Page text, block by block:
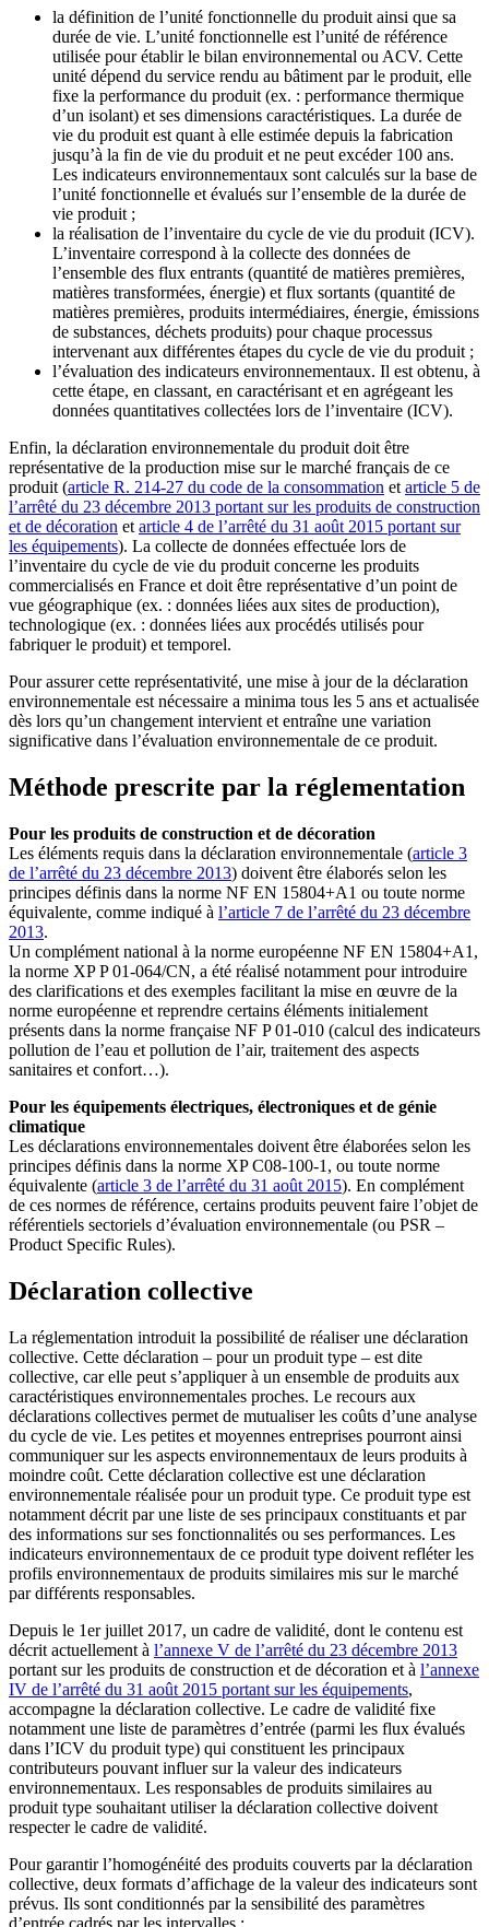
la définition de l’unité fonctionnelle du produit ainsi que sa
durée de vie. L’unité fonctionnelle est l’unité de référence
utilisée pour établir le bilan environnemental ou ACV. Cette
unité dépend du service rendu au bâtiment par le produit, elle
fixe la performance du produit (ex. : performance thermique
d’un isolant) et ses dimensions caractéristiques. La durée de
vie du produit est quant à elle estimée depuis la fabrication
jusqu’à la fin de vie du produit et ne peut excéder 100 ans.
Les indicateurs environnementaux sont calculés sur la base de
l’unité fonctionnelle et évalués sur l’ensemble de la durée de
vie produit ;
la réalisation de l’inventaire du cycle de vie du produit (ICV).
L’inventaire correspond à la collecte des données de
l’ensemble des flux entrants (quantité de matières premières,
matières transformées, énergie) et flux sortants (quantité de
matières premières, produits intermédiaires, énergie, émissions
de substances, déchets produits) pour chaque processus
intervenant aux différentes étapes du cycle de vie du produit ;
l’évaluation des indicateurs environnementaux. Il est obtenu, à
cette étape, en classant, en caractérisant et en agrégeant les
données quantitatives collectées lors de l’inventaire (ICV).
Enfin, la déclaration environnementale du produit doit être
représentative de la production mise sur le marché français de ce
produit (article R. 214-27 du code de la consommation et article 5 de
l’arrêté du 23 décembre 2013 portant sur les produits de construction
et de décoration et article 4 de l’arrêté du 31 août 2015 portant sur
les équipements). La collecte de données effectuée lors de
l’inventaire du cycle de vie du produit concerne les produits
commercialisés en France et doit être représentative d’un point de
vue géographique (ex. : données liées aux sites de production),
technologique (ex. : données liées aux procédés utilisés pour
fabriquer le produit) et temporel.
Pour assurer cette représentativité, une mise à jour de la déclaration
environnementale est nécessaire a minima tous les 5 ans et actualisée
dès lors qu’un changement intervient et entraîne une variation
significative dans l’évaluation environnementale de ce produit.
Méthode prescrite par la réglementation
Pour les produits de construction et de décoration
Les éléments requis dans la déclaration environnementale (article 3
de l’arrêté du 23 décembre 2013) doivent être élaborés selon les
principes définis dans la norme NF EN 15804+A1 ou toute norme
équivalente, comme indiqué à l’article 7 de l’arrêté du 23 décembre
2013.
Un complément national à la norme européenne NF EN 15804+A1,
la norme XP P 01-064/CN, a été réalisé notamment pour introduire
des clarifications et des exemples facilitant la mise en œuvre de la
norme européenne et reprendre certains éléments initialement
présents dans la norme française NF P 01-010 (calcul des indicateurs
pollution de l’eau et pollution de l’air, traitement des aspects
sanitaires et confort…).
Pour les équipements électriques, électroniques et de génie
climatique
Les déclarations environnementales doivent être élaborées selon les
principes définis dans la norme XP C08-100-1, ou toute norme
équivalente (article 3 de l’arrêté du 31 août 2015). En complément
de ces normes de référence, certains produits peuvent faire l’objet de
référentiels sectoriels d’évaluation environnementale (ou PSR –
Product Specific Rules).
Déclaration collective
La réglementation introduit la possibilité de réaliser une déclaration
collective. Cette déclaration – pour un produit type – est dite
collective, car elle peut s’appliquer à un ensemble de produits aux
caractéristiques environnementales proches. Le recours aux
déclarations collectives permet de mutualiser les coûts d’une analyse
du cycle de vie. Les petites et moyennes entreprises pourront ainsi
communiquer sur les aspects environnementaux de leurs produits à
moindre coût. Cette déclaration collective est une déclaration
environnementale réalisée pour un produit type. Ce produit type est
notamment décrit par une liste de ses principaux constituants et par
des informations sur ses fonctionnalités ou ses performances. Les
indicateurs environnementaux de ce produit type doivent refléter les
profils environnementaux de produits similaires mis sur le marché
par différents responsables.
Depuis le 1er juillet 2017, un cadre de validité, dont le contenu est
décrit actuellement à l’annexe V de l’arrêté du 23 décembre 2013
portant sur les produits de construction et de décoration et à l’annexe
IV de l’arrêté du 31 août 2015 portant sur les équipements,
accompagne la déclaration collective. Le cadre de validité fixe
notamment une liste de paramètres d’entrée (parmi les flux évalués
dans l’ICV du produit type) qui constituent les principaux
contributeurs pouvant influer sur la valeur des indicateurs
environnementaux. Les responsables de produits similaires au
produit type souhaitant utiliser la déclaration collective doivent
respecter le cadre de validité.
Pour garantir l’homogénéité des produits couverts par la déclaration
collective, deux formats d’affichage de la valeur des indicateurs sont
prévus. Ils sont conditionnés par la sensibilité des paramètres
d’entrée cadrés par les intervalles :